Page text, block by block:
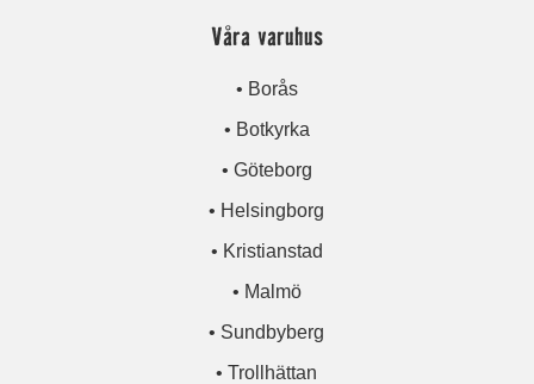
Våra varuhus
• Borås
• Botkyrka
• Göteborg
• Helsingborg
• Kristianstad
• Malmö
• Sundbyberg
• Trollhättan